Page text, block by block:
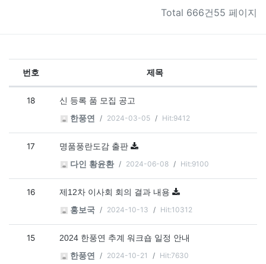
Total 666건55 페이지
번호 제목
18
신 등록 품 모집 공고
한풍연
2024-03-05 Hit:9412
17
명품풍란도감 출판
다인 황윤환
2024-06-08 Hit:9100
16
제12차 이사회 회의 결과 내용
홍보국
2024-10-13 Hit:10312
15
2024 한풍연 추계 워크숍 일정 안내
한풍연
2024-10-21 Hit:7630